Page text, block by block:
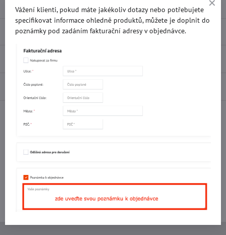
Popis
Recenze 0
Diskuse 0
Twitter
Potřebujete poradit s objednávkou?
+420 577 523 563
Vážení klienti, pokud máte jakékoliv dotazy nebo potřebujete
specifikovat informace ohledně produktů, můžete je doplnit do
poznámky pod zadáním fakturační adresy v objednávce.